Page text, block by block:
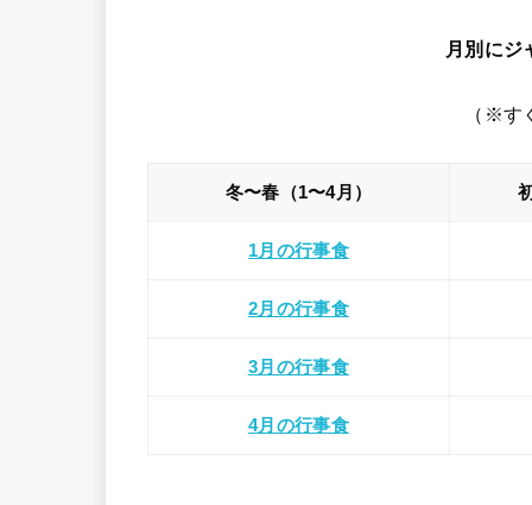
月別にジ
（※す
冬〜春（1〜4月）
1月の行事食
2月の行事食
3月の行事食
4月の行事食